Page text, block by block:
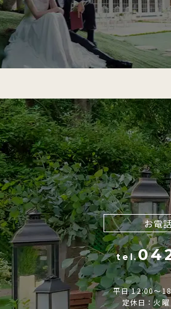
お電
tel.
平日 12:00～
定休日：火